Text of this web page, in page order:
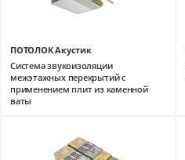
ПОТОЛОК Акустик
Система звукоизоляции
межэтажных перекрытий с
применением плит из каменной
ваты